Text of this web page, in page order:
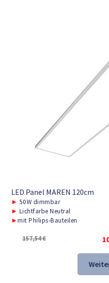
LED Panel MAREN 120cm
► 50W dimmbar
► Lichtfarbe Neutral
►mit Philips-Bauteilen
157,54€